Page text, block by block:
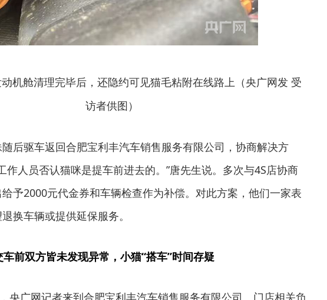
机舱清理完毕后，还隐约可见猫毛粘附在线路上（央广网发 受
访者供图）
后驱车返回合肥宝利丰汽车销售服务有限公司，协商解决方
作人员否认猫咪是提车前进去的。”唐先生说。多次与4S店协商
予2000元代金券和车辆检查作为补偿。对此方案，他们一家表
换车辆或提供延保服务。
车前双方皆未发现异常，小猫“搭车”时间存疑
央广网记者来到合肥宝利丰汽车销售服务有限公司。门店相关负